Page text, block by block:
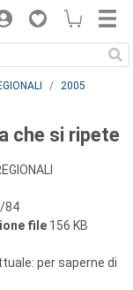
2005
che si ripete
84
file 156 KB
per saperne di